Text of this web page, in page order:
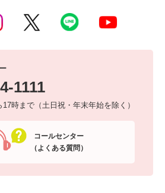
1111
時まで（土日祝・年末年始を除く）
コールセンター
（よくある質問）